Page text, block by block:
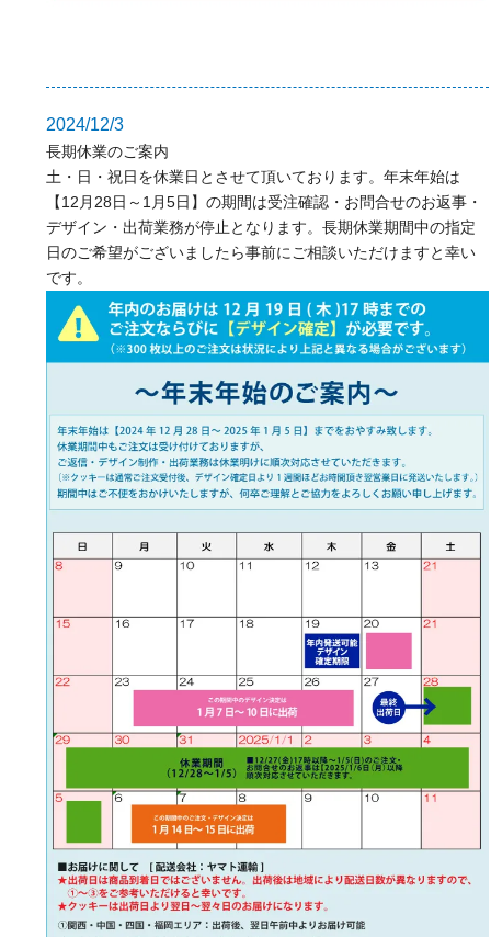
2024/12/3
長期休業のご案内
土・日・祝日を休業日とさせて頂いております。年末年始は
【12月28日～1月5日】の期間は受注確認・お問合せのお返事・
デザイン・出荷業務が停止となります。長期休業期間中の指定
日のご希望がございましたら事前にご相談いただけますと幸い
です。